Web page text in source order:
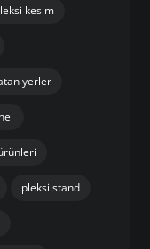
kesim
yerler
pleksi stand